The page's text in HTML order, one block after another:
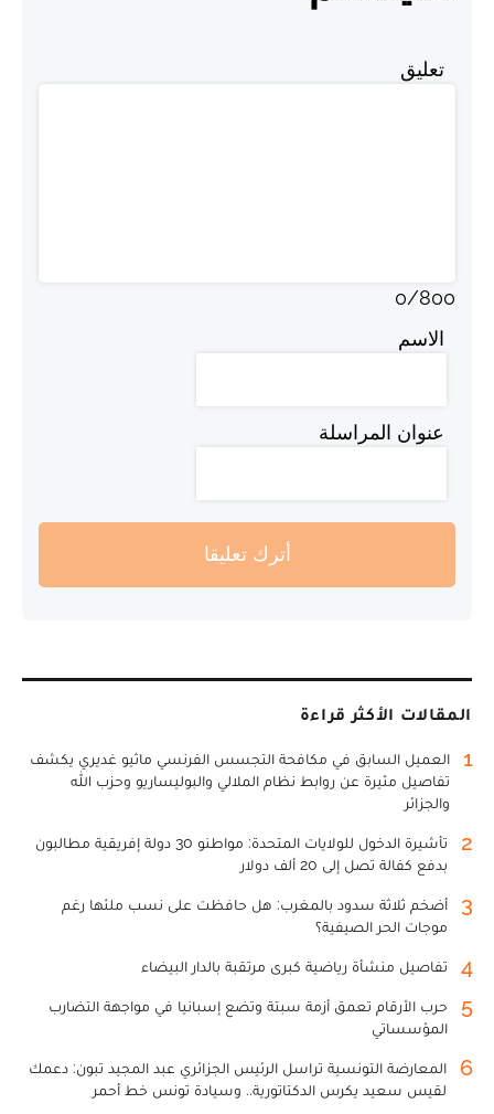
تعليق
0/800
الاسم
عنوان المراسلة
أترك تعليقا
المقالات الأكثر قراءة
1
العميل السابق في مكافحة التجسس الفرنسي ماثيو غديري يكشف
تفاصيل مثيرة عن روابط نظام الملالي والبوليساريو وحزب الله
والجزائر
2
تأشيرة الدخول للولايات المتحدة: مواطنو 30 دولة إفريقية مطالبون
بدفع كفالة تصل إلى 20 ألف دولار
3
أضخم ثلاثة سدود بالمغرب: هل حافظت على نسب ملئها رغم
موجات الحر الصيفية؟
4 تفاصيل منشأة رياضية كبرى مرتقبة بالدار البيضاء
5
حرب الأرقام تعمق أزمة سبتة وتضع إسبانيا في مواجهة التضارب
المؤسساتي
6
المعارضة التونسية تراسل الرئيس الجزائري عبد المجيد تبون: دعمك
لقيس سعيد يكرس الدكتاتورية.. وسيادة تونس خط أحمر